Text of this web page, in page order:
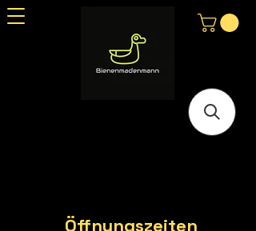
Öffnungszeiten